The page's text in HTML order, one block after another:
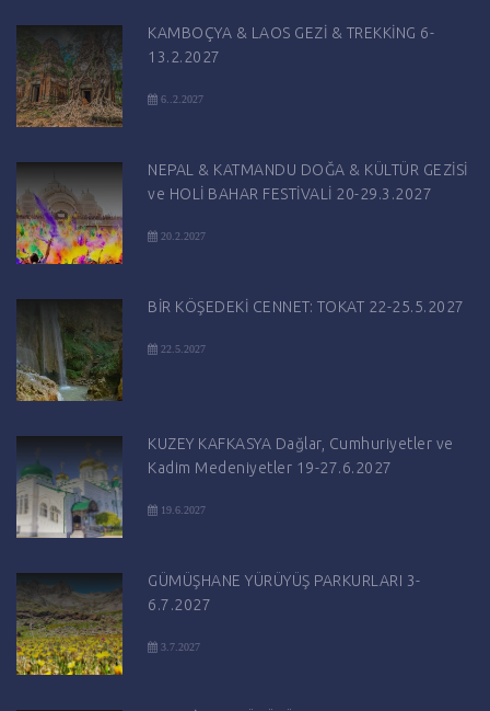
KAMBOÇYA & LAOS GEZİ & TREKKİNG 6-
13.2.2027
6..2.2027
NEPAL & KATMANDU DOĞA & KÜLTÜR GEZİSİ
ve HOLİ BAHAR FESTİVALİ 20-29.3.2027
20.2.2027
BİR KÖŞEDEKİ CENNET: TOKAT 22-25.5.2027
22.5.2027
KUZEY KAFKASYA Dağlar, Cumhuriyetler ve
Kadim Medeniyetler 19-27.6.2027
19.6.2027
GÜMÜŞHANE YÜRÜYÜŞ PARKURLARI 3-
6.7.2027
3.7.2027